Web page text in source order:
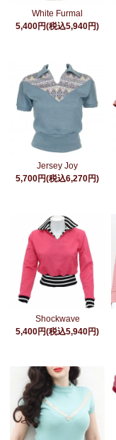
White Furmal
5,400円(税込5,940円)
Jersey Joy
5,700円(税込6,270円)
Shockwave
5,400円(税込5,940円)